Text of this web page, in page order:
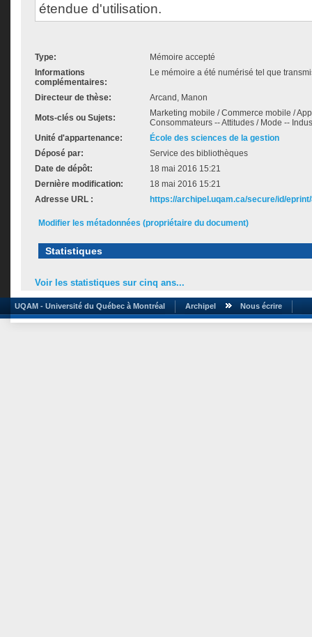
étendue d'utilisation.
Type:
Mémoire accepté
Informations
complémentaires:
Le mémoire a été numérisé tel que
Directeur de thèse: Arcand, Manon
Mots-clés ou Sujets:
Marketing mobile / Commerce mobile /
Consommateurs -- Attitudes / Mode --
Unité d'appartenance:
École des sciences de la gestion
Déposé par:
Service des bibliothèques
Date de dépôt:
18 mai 2016 15:21
Dernière modification:
18 mai 2016 15:21
Adresse URL :
https://archipel.uqam.ca/secure/id/
Modifier les métadonnées (propriétaire du document)
Statistiques
Voir les statistiques sur cinq ans...
UQAM - Université du Québec à Montréal Archipel Nous écrire